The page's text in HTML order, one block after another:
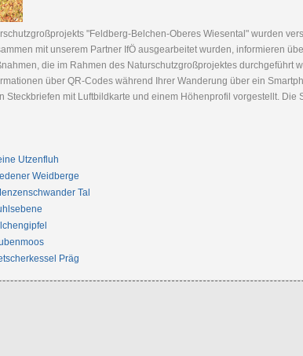
"Feldberg-Belchen-Oberes Wiesental" wurden
mit unserem Partner IfÖ ausgearbeitet wurden, informieren
die im Rahmen des Naturschutzgroßprojektes durchgeführt
über QR-Codes während Ihrer Wanderung über ein
mit Luftbildkarte und einem Höhenprofil vorgestellt. Die
Utzenfluh
Weidberge
Tal
Präg